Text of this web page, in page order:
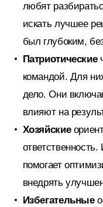
любят
искать лучшее
был глубоким,
Патриотические
командой. Для
дело. Они
влияют на
Хозяйские
помогает
внедрять
Избегательные